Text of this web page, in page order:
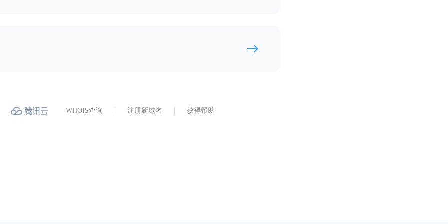
WHOIS查询 注册新域名 获得帮助